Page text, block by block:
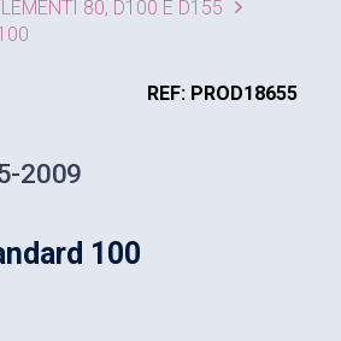
80, D100 E D155
2009
REF: PROD18655
100